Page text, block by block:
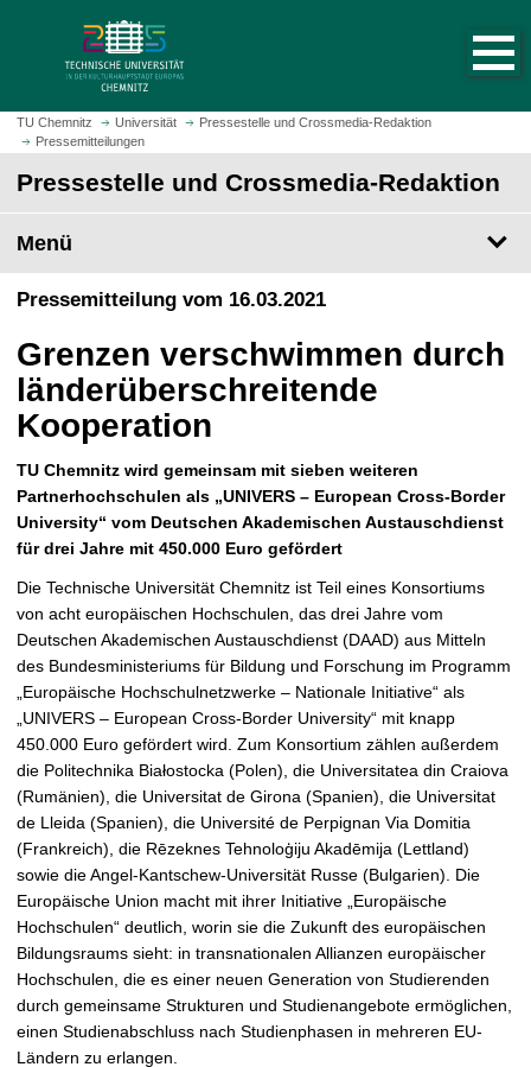
m
H
t
s
i
e
a
u
r
u
f
e
TU Chemnitz Universität
Pressestelle und Crossmedia-Redaktion
Pressemitteilungen
Pressestelle und Crossmedia-Redaktion
Menü
Pressemitteilung vom 16.03.2021
Grenzen verschwimmen durch
länderüberschreitende
Kooperation
TU Chemnitz wird gemeinsam mit sieben weiteren
Partnerhochschulen als „UNIVERS – European Cross-Border
University“ vom Deutschen Akademischen Austauschdienst
für drei Jahre mit 450.000 Euro gefördert
Die Technische Universität Chemnitz ist Teil eines Konsortiums
von acht europäischen Hochschulen, das drei Jahre vom
Deutschen Akademischen Austauschdienst (DAAD) aus Mitteln
des Bundesministeriums für Bildung und Forschung im Programm
„Europäische Hochschulnetzwerke – Nationale Initiative“ als
„UNIVERS – European Cross-Border University“ mit knapp
450.000 Euro gefördert wird. Zum Konsortium zählen außerdem
die Politechnika Białostocka (Polen), die Universitatea din Craiova
(Rumänien), die Universitat de Girona (Spanien), die Universitat
de Lleida (Spanien), die Université de Perpignan Via Domitia
(Frankreich), die Rēzeknes Tehnoloģiju Akadēmija (Lettland)
sowie die Angel-Kantschew-Universität Russe (Bulgarien). Die
Europäische Union macht mit ihrer Initiative „Europäische
Hochschulen“ deutlich, worin sie die Zukunft des europäischen
Bildungsraums sieht: in transnationalen Allianzen europäischer
Hochschulen, die es einer neuen Generation von Studierenden
durch gemeinsame Strukturen und Studienangebote ermöglichen,
einen Studienabschluss nach Studienphasen in mehreren EU-
Ländern zu erlangen.